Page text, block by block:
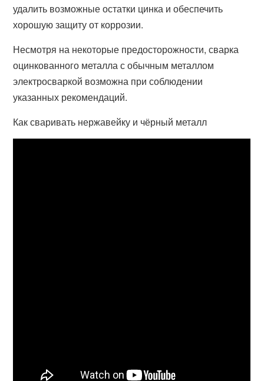
удалить возможные остатки цинка и обеспечить
хорошую защиту от коррозии.
Несмотря на некоторые предосторожности, сварка
оцинкованного металла с обычным металлом
электросваркой возможна при соблюдении
указанных рекомендаций.
Как сваривать нержавейку и чёрный металл